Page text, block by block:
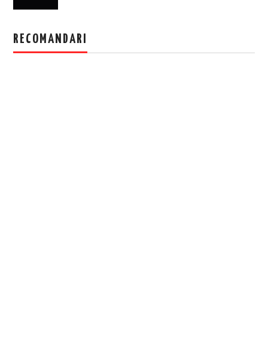
RECOMANDARI